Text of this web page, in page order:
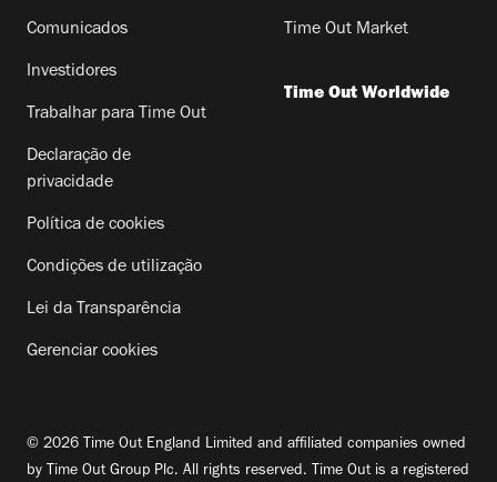
Comunicados
Investidores
Trabalhar para Time Out
Declaração de
privacidade
Política de cookies
Condições de utilização
Lei da Transparência
Gerenciar cookies
Time Out Market
Time Out Worldwide
© 2026 Time Out England Limited and affiliated companies owned
by Time Out Group Plc. All rights reserved. Time Out is a registered